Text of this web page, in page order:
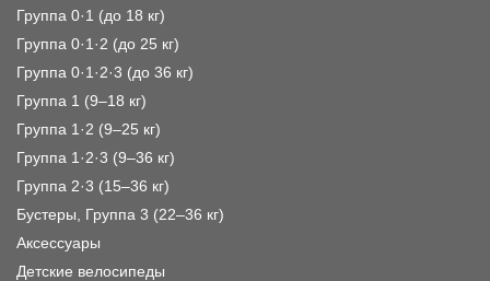
Группа 0·1 (до 18 кг)
Группа 0·1·2 (до 25 кг)
Группа 0·1·2·3 (до 36 кг)
Группа 1 (9–18 кг)
Группа 1·2 (9–25 кг)
Группа 1·2·3 (9–36 кг)
Группа 2·3 (15–36 кг)
Бустеры, Группа 3 (22–36 кг)
Аксессуары
Детские велосипеды